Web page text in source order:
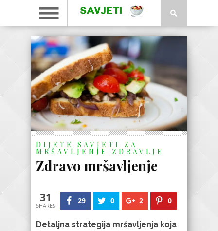
DIJETE SAVJETI ZA
MRŠAVLJENJE ZDRAVLJE
Zdravo mršavljenje
31
SHARES
29 0 2 0
Detaljna strategija mršavljenja koja